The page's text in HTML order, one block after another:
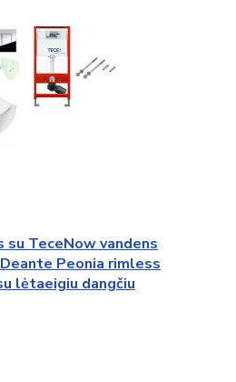
vandens
lėtaeigiu dangčiu